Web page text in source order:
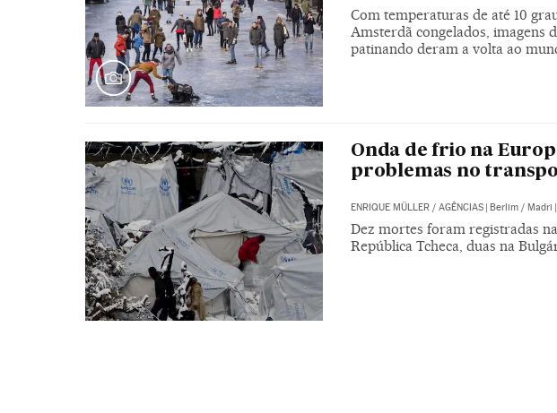
Com temperaturas de até 10
Amsterdã congelados, imagens
patinando deram a volta ao
Onda de frio na
problemas no
ENRIQUE MÜLLER/ AGÊNCIAS | Berlim / Madri |
Dez mortes foram registradas
República Tcheca, duas na